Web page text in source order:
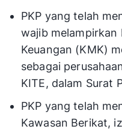
PKP yang telah
wajib melampirkan
Keuangan (KMK)
sebagai
KITE, dalam Surat
PKP yang telah
Kawasan Berikat,